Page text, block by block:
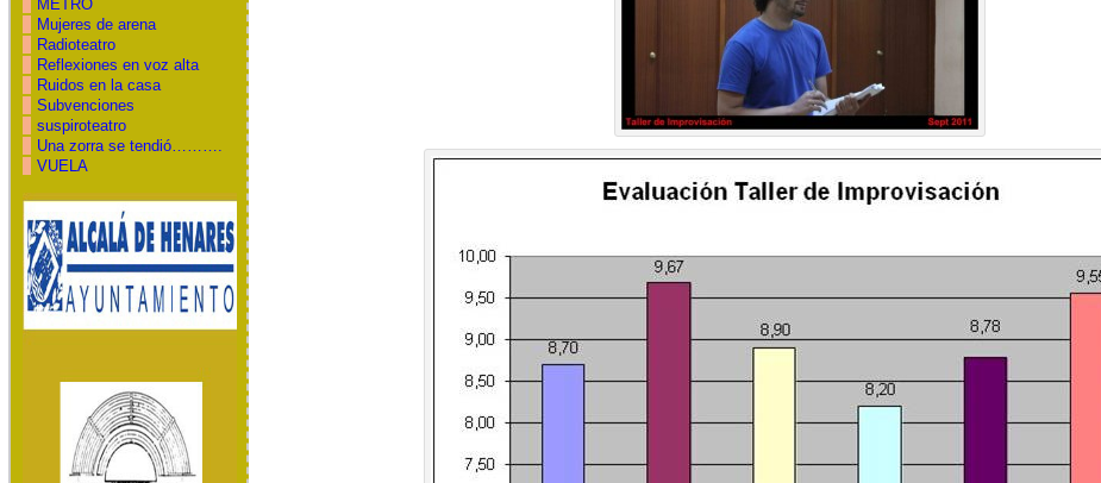
METRO
Mujeres de arena
Radioteatro
Reflexiones en voz alta
Ruidos en la casa
Subvenciones
suspiroteatro
Una zorra se tendió……….
VUELA